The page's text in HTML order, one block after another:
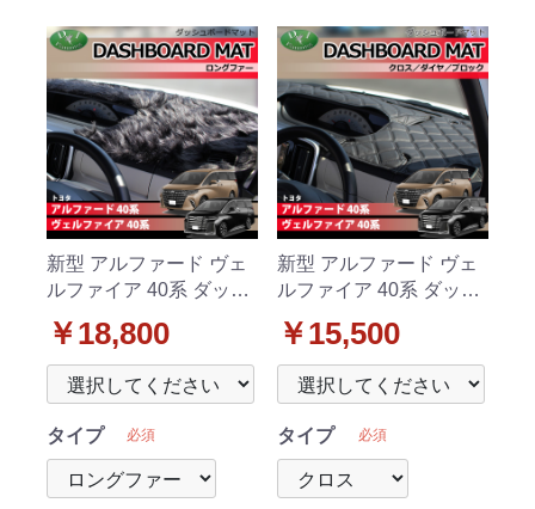
新型 アルファード ヴェ
ルファイア 40系 ダッシ
ファー ハイパイル 受注
生産
￥18,800
タイプ 必須
新型 アルファード ヴェ
ルファイア 40系 ダッシ
ダイヤ/ブロック 受注生
産
￥15,500
タイプ 必須